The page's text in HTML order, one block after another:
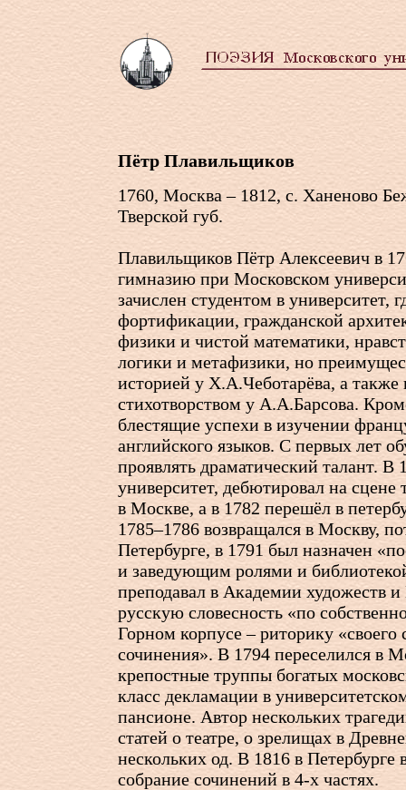
Пётр Плавильщиков
1760, Москва – 1812, с. Ханеново
Тверской губ.
Плавильщиков Пётр Алексеевич в
гимназию при Московском
зачислен студентом в университет,
фортификации, гражданской
физики и чистой математики,
логики и метафизики, но
историей у Х.А.Чеботарёва, а также
стихотворством у А.А.Барсова.
блестящие успехи в изучении
английского языков. С первых лет
проявлять драматический талант. В
университет, дебютировал на
в Москве, а в 1782 перешёл в
1785–1786 возвращался в Москву,
Петербурге, в 1791 был назначен
и заведующим ролями и
преподавал в Академии художеств
русскую словесность «по
Горном корпусе – риторику «своего
сочинения». В 1794 переселился в
крепостные труппы богатых
класс декламации в
пансионе. Автор нескольких
статей о театре, о зрелищах в
нескольких од. В 1816 в
собрание сочинений в 4-х частях.